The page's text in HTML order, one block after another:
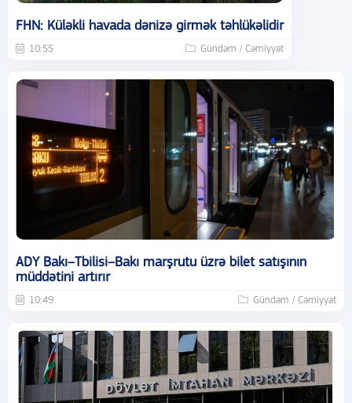
FHN: Küləkli havada dənizə girmək təhlükəlidir
10:55 Gündəm / Cəmiyyət
ADY Bakı–Tbilisi–Bakı marşrutu üzrə bilet satışının
müddətini artırır
10:49 Gündəm / Cəmiyyət